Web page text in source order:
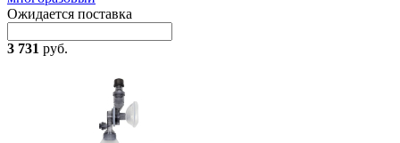
Ожидается поставка
3 731 руб.